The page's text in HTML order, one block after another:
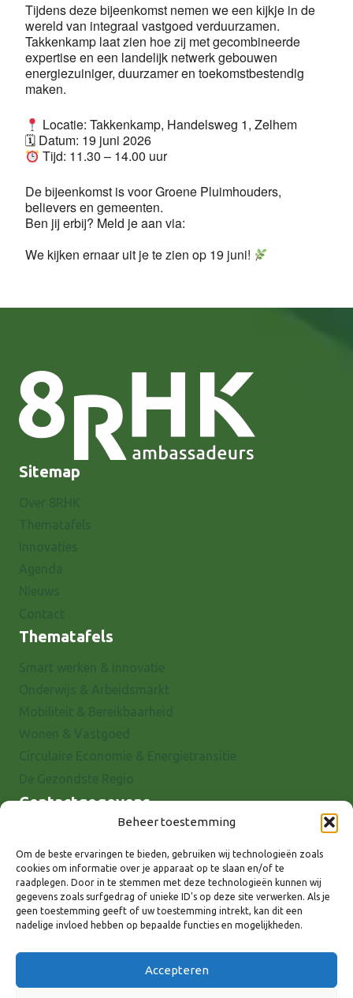
Beheer toestemming
Om de beste ervaringen te bieden, gebruiken wij technologieën zoals
cookies om informatie over je apparaat op te slaan en/of te
raadplegen. Door in te stemmen met deze technologieën kunnen wij
gegevens zoals surfgedrag of unieke ID's op deze site verwerken. Als je
geen toestemming geeft of uw toestemming intrekt, kan dit een
nadelige invloed hebben op bepaalde functies en mogelijkheden.
Accepteren
Tijdens deze bijeenkomst nemen we een kijkje in de
wereld van integraal vastgoed verduurzamen.
Takkenkamp laat zien hoe zij met gecombineerde
expertise en een landelijk netwerk gebouwen
energiezuiniger, duurzamer en toekomstbestendig
maken.
Locatie: Takkenkamp, Handelsweg 1, Zelhem
🗓 Datum: 19 juni 2026
Tijd: 11.30 – 14.00 uur
De bijeenkomst is voor Groene Pluimhouders,
believers en gemeenten.
Ben jij erbij? Meld je aan via:
We kijken ernaar uit je te zien op 19 juni!
Sitemap
Thematafels
Contactgegevens
7001 EX Doetinchem
E-mail: info@8rhk.nl
Telefoonnummers
Privacyverklaring